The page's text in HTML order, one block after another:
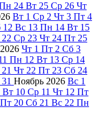
24 Вт 25 Ср 26 Чт
Вт 1 Ср 2 Чт 3 Пт 4
12 Вс 13 Пн 14 Вт 15
22 Ср 23 Чт 24 Пт 25
2026 Чт 1 Пт 2 Сб 3
Пн 12 Вт 13 Ср 14
21 Чт 22 Пт 23 Сб 24
31 Ноябрь 2026 Вс 1
Вт 10 Ср 11 Чт 12 Пт
Пт 20 Сб 21 Вс 22 Пн